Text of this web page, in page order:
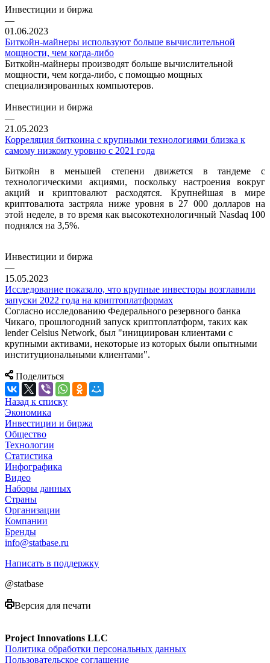
Инвестиции и биржа
—
01.06.2023
Биткойн-майнеры используют больше вычислительной
мощности, чем когда-либо
Биткойн-майнеры производят больше вычислительной
мощности, чем когда-либо, с помощью мощных
специализированных компьютеров.
Инвестиции и биржа
—
21.05.2023
Корреляция биткоина с крупными технологиями близка к
самому низкому уровню с 2021 года
Биткойн в меньшей степени движется в тандеме с
технологическими акциями, поскольку настроения вокруг
акций и криптовалют расходятся. Крупнейшая в мире
криптовалюта застряла ниже уровня в 27 000 долларов на
этой неделе, в то время как высокотехнологичный Nasdaq 100
поднялся на 3,5%.
Инвестиции и биржа
—
15.05.2023
Исследование показало, что крупные инвесторы возглавили
запуски 2022 года на криптоплатформах
Согласно исследованию Федерального резервного банка
Чикаго, прошлогодний запуск криптоплатформ, таких как
lender Celsius Network, был "инициирован клиентами с
крупными активами, некоторые из которых были опытными
институциональными клиентами".
Поделиться
Назад к списку
Экономика
Инвестиции и биржа
Общество
Технологии
Cтатистика
Инфографика
Видео
Наборы данных
Страны
Организации
Компании
Бренды
info@statbase.ru
Написать в поддержку
@statbase
Версия для печати
Project Innovations LLC
Политика обработки персональных данных
Пользовательское соглашение